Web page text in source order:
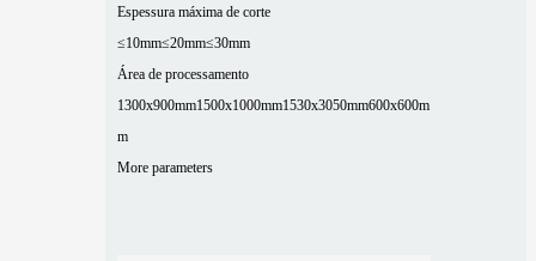
Espessura máxima de corte
≤10mm≤20mm≤30mm
Área de processamento
1300x900mm1500x1000mm1530x3050mm600x600m
m
More parameters